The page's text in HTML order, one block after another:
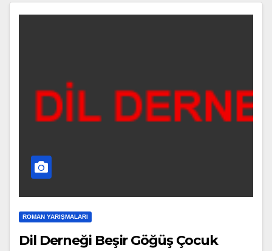
ROMAN YARIŞMALARI
Dil Derneği Beşir Göğüş Çocuk